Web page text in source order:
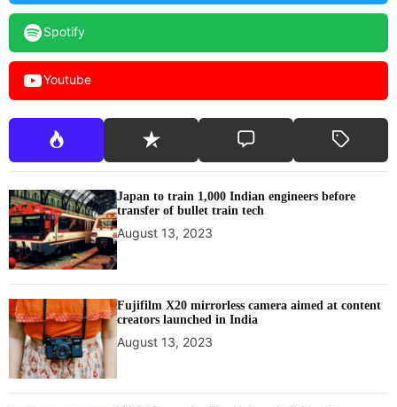
Spotify
Youtube
Japan to train 1,000 Indian engineers before
transfer of bullet train tech
August 13, 2023
Fujifilm X20 mirrorless camera aimed at content
creators launched in India
August 13, 2023